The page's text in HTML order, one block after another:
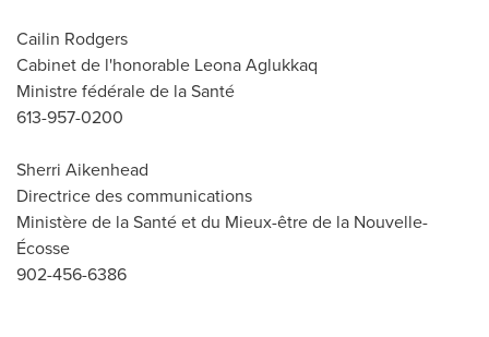
Cailin Rodgers
Cabinet de l'honorable Leona Aglukkaq
Ministre fédérale de la Santé
613-957-0200
Sherri Aikenhead
Directrice des communications
Ministère de la Santé et du Mieux-être de la Nouvelle-
Écosse
902-456-6386